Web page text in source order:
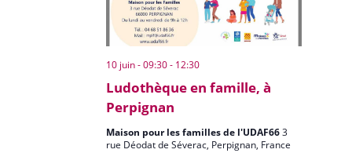
Ludothèque en famille, à
Perpignan
10 juin - 09:30- 12:30
Maison pour les familles de l'UDAF663
rue Déodat de Séverac, Perpignan, France